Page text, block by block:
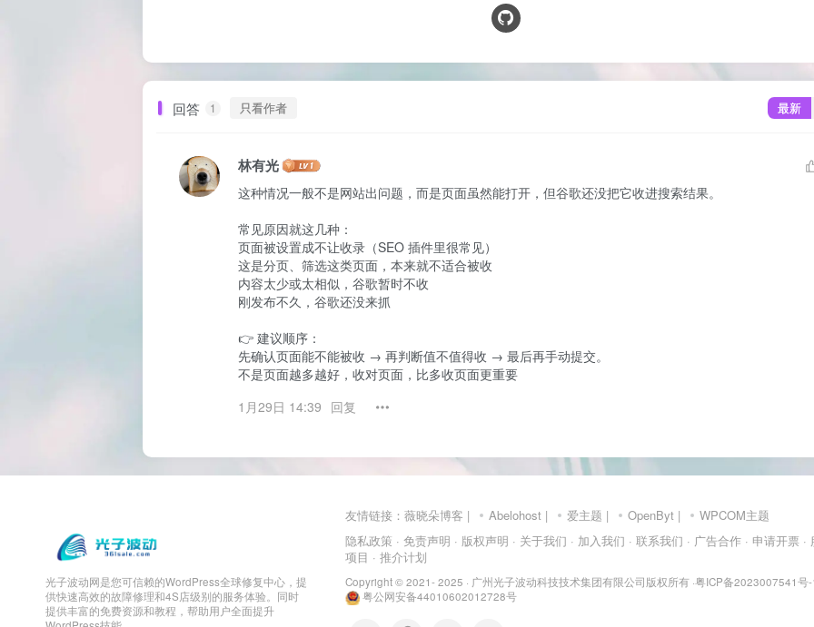
回答 1 只看作者 最新
林有光
这种情况一般不是网站出问题，而是页面虽然能打开，但谷歌还没把它收进搜索结果。
常见原因就这几种：
页面被设置成不让收录（SEO 插件里很常见）
这是分页、筛选这类页面，本来就不适合被收
内容太少或太相似，谷歌暂时不收
刚发布不久，谷歌还没来抓
👉 建议顺序：
先确认页面能不能被收 → 再判断值不值得收 → 最后再手动提交。
不是页面越多越好，收对页面，比多收页面更重要
1月29日 14:39 回复
光子波动网是您可信赖的WordPress全球修复中心，提
供快速高效的故障修理和4S店级别的服务体验。同时
提供丰富的免费资源和教程，帮助用户全面提升
友情链接： 薇晓朵博客 | Abelohost | 爱主题 | OpenByt |
WPCOM主题
隐私政策 · 免责声明 · 版权声明 · 关于我们 · 加入我们 · 联系我们 · 广告合作 · 申请开票 ·
项目 · 推介计划
Copyright © 2021- 2025 · 广州光子波动科技技术集团有限公司版权所有 ·粤ICP备2023007541号
粤公网安备44010602012728号